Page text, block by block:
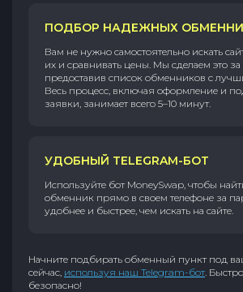
ПОДБОР НАДЕЖНЫХ
Вам не нужно самостоятельно искать
их и сравнивать цены. Мы сделаем это за
предоставив список обменников с
Весь процесс, включая оформление и
заявки, занимает всего 5–10 минут.
УДОБНЫЙ TELEGRAM-БОТ
Используйте бот MoneySwap, чтобы
обменник прямо в своем телефоне за
удобнее и быстрее, чем искать на сайте.
Начните подбирать обменный пункт под
сейчас, используя наш Telegram-бот.
безопасно!